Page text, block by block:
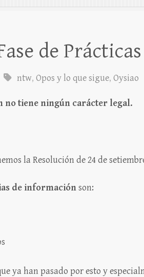
de
ntw, Opos y lo que sigue, Oysiao
no tiene ningún carácter legal.
la Resolución de 24 de
de informaciónson:
ya han pasado por esto y